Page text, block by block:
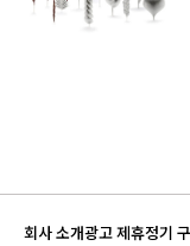
회사 소개광고 제휴정기